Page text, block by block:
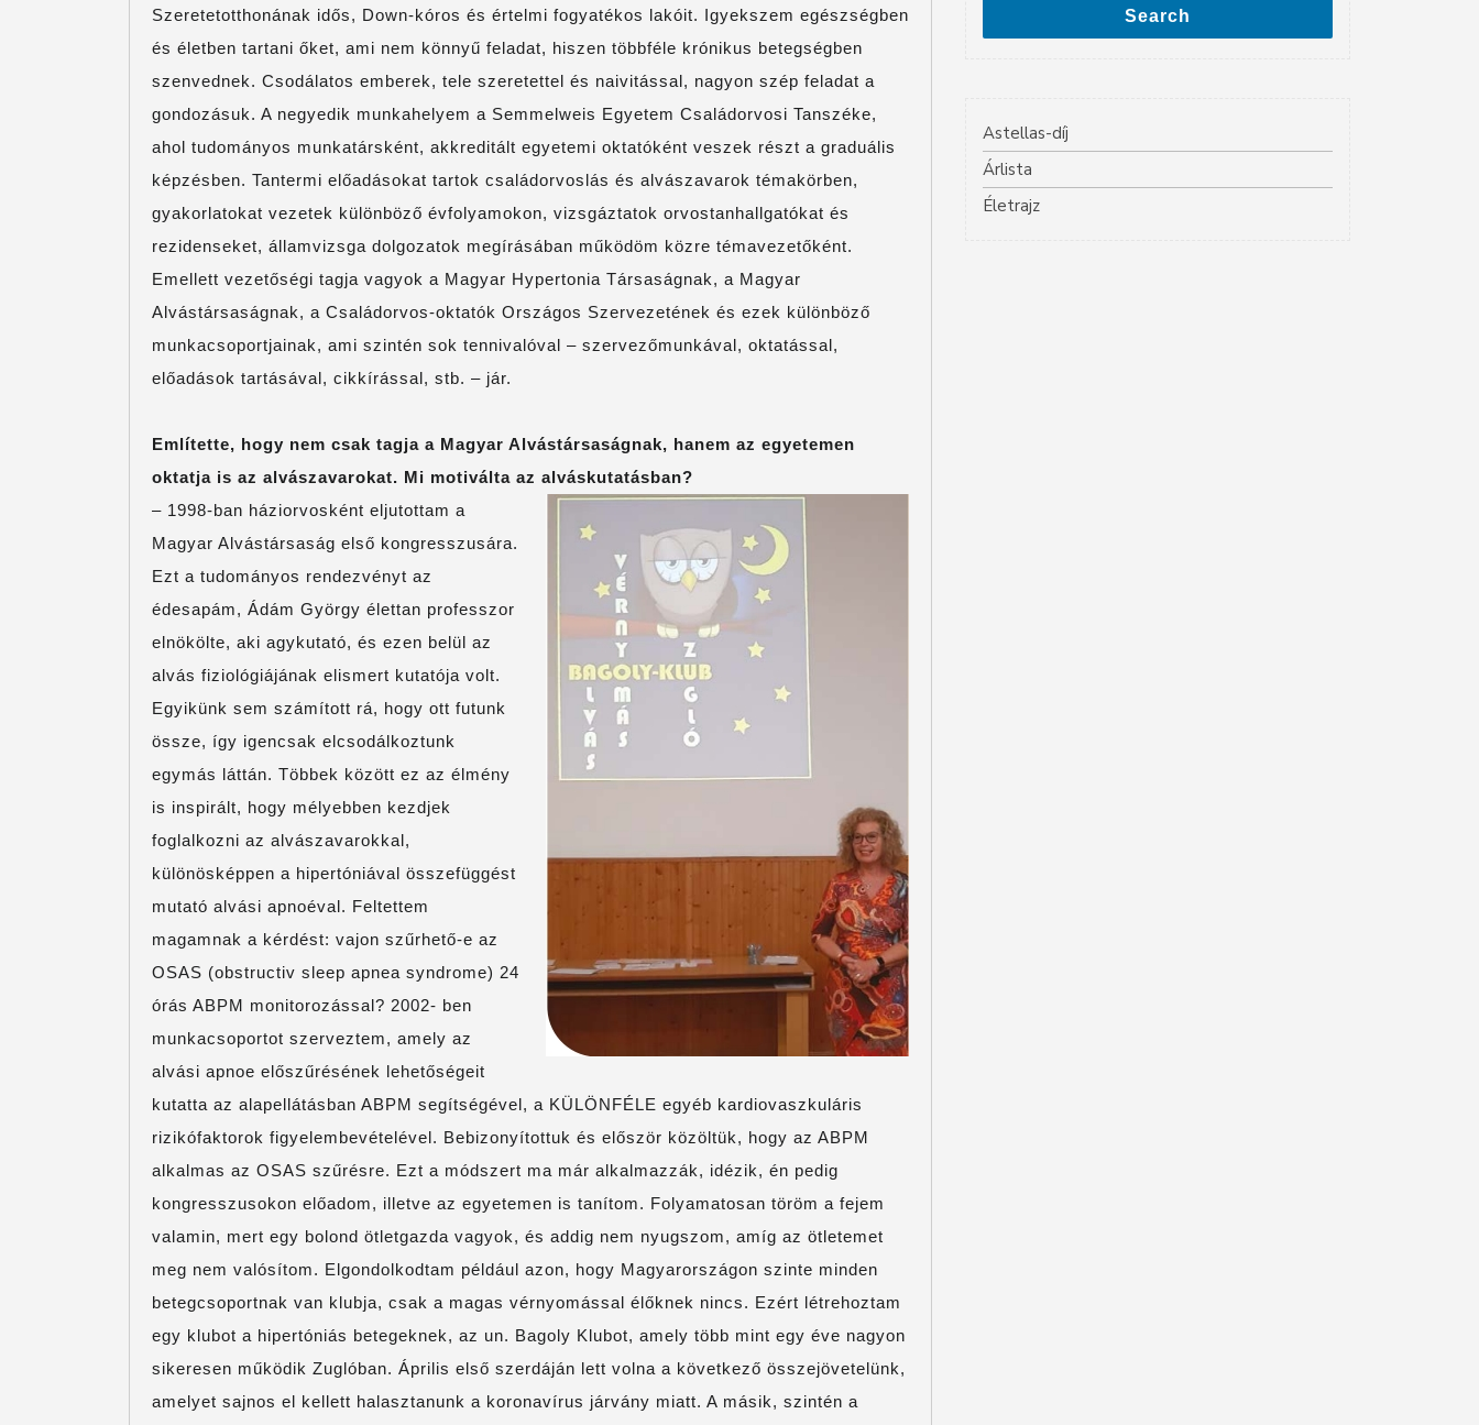
Szeretetotthonának idős, Down-kóros és értelmi fogyatékos lakóit. Igyekszem egészségben
és életben tartani őket, ami nem könnyű feladat, hiszen többféle krónikus betegségben
szenvednek. Csodálatos emberek, tele szeretettel és naivitással, nagyon szép feladat a
gondozásuk. A negyedik munkahelyem a Semmelweis Egyetem Családorvosi Tanszéke,
ahol tudományos munkatársként, akkreditált egyetemi oktatóként veszek részt a graduális
képzésben. Tantermi előadásokat tartok családorvoslás és alvászavarok témakörben,
gyakorlatokat vezetek különböző évfolyamokon, vizsgáztatok orvostanhallgatókat és
rezidenseket, államvizsga dolgozatok megírásában működöm közre témavezetőként.
Emellett vezetőségi tagja vagyok a Magyar Hypertonia Társaságnak, a Magyar
Alvástársaságnak, a Családorvos-oktatók Országos Szervezetének és ezek különböző
munkacsoportjainak, ami szintén sok tennivalóval – szervezőmunkával, oktatással,
előadások tartásával, cikkírással, stb. – jár.
Említette, hogy nem csak tagja a Magyar Alvástársaságnak, hanem az egyetemen
oktatja is az alvászavarokat. Mi motiválta az alváskutatásban?
– 1998-ban háziorvosként eljutottam a
Magyar Alvástársaság első kongresszusára.
Ezt a tudományos rendezvényt az
édesapám, Ádám György élettan professzor
elnökölte, aki agykutató, és ezen belül az
alvás fiziológiájának elismert kutatója volt.
Egyikünk sem számított rá, hogy ott futunk
össze, így igencsak elcsodálkoztunk
egymás láttán. Többek között ez az élmény
is inspirált, hogy mélyebben kezdjek
foglalkozni az alvászavarokkal,
különösképpen a hipertóniával összefüggést
mutató alvási apnoéval. Feltettem
magamnak a kérdést: vajon szűrhető-e az
OSAS (obstructiv sleep apnea syndrome) 24
órás ABPM monitorozással? 2002- ben
munkacsoportot szerveztem, amely az
alvási apnoe előszűrésének lehetőségeit
kutatta az alapellátásban ABPM segítségével, a KÜLÖNFÉLE egyéb kardiovaszkuláris
rizikófaktorok figyelembevételével. Bebizonyítottuk és először közöltük, hogy az ABPM
alkalmas az OSAS szűrésre. Ezt a módszert ma már alkalmazzák, idézik, én pedig
kongresszusokon előadom, illetve az egyetemen is tanítom. Folyamatosan töröm a fejem
valamin, mert egy bolond ötletgazda vagyok, és addig nem nyugszom, amíg az ötletemet
meg nem valósítom. Elgondolkodtam például azon, hogy Magyarországon szinte minden
betegcsoportnak van klubja, csak a magas vérnyomással élőknek nincs. Ezért létrehoztam
egy klubot a hipertóniás betegeknek, az un. Bagoly Klubot, amely több mint egy éve nagyon
sikeresen működik Zuglóban. Április első szerdáján lett volna a következő összejövetelünk,
amelyet sajnos el kellett halasztanunk a koronavírus járvány miatt. A másik, szintén a
Search
Astellas-díj
Árlista
Életrajz